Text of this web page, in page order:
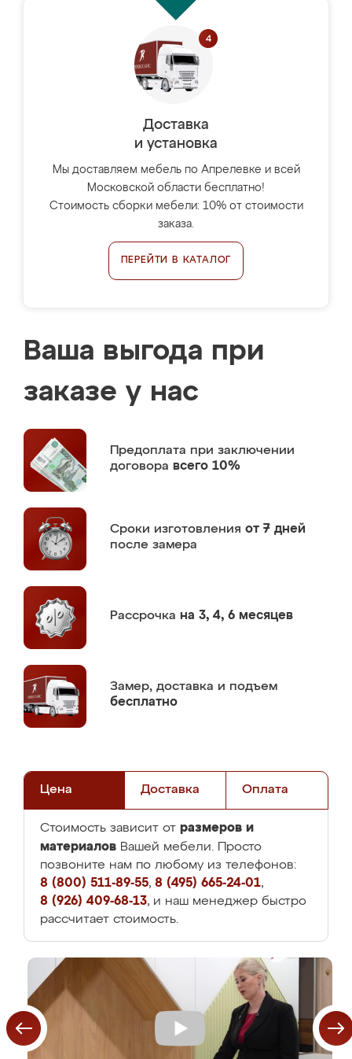
Доставка
и установка
Мы доставляем мебель по Апрелевке и всей
Московской области бесплатно!
Стоимость сборки мебели: 10% от стоимости
заказа.
ПЕРЕЙТИ В КАТАЛОГ
Ваша выгода при
заказе у нас
Предоплата при заключении
договора всего 10%
Сроки изготовления от 7 дней
после замера
Рассрочка на 3, 4, 6 месяцев
Замер, доставка и подъем
бесплатно
Цена Доставка Оплата
Стоимость зависит от размеров и
материалов Вашей мебели. Просто
позвоните нам по любому из телефонов:
8 (800) 511-89-55, 8 (495) 665-24-01,
8 (926) 409-68-13, и наш менеджер быстро
рассчитает стоимость.